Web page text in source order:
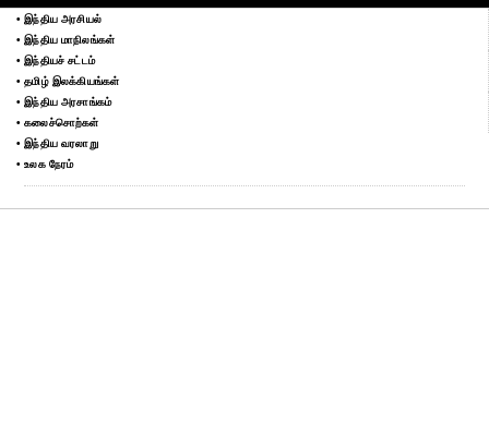
• இந்திய அரசியல்
• இந்திய மாநிலங்கள்
• இந்தியச் சட்டம்
• தமிழ் இலக்கியங்கள்
• இந்திய அரசாங்கம்
• கலைச்சொற்கள்
• இந்திய வரலாறு
• உலக நேரம்